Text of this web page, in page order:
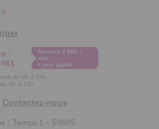
:
Service 0.50€ /
min
+ prix appel
de 8h à 20h
9h à 13h
Contactez-nous
: Temps L - 59685